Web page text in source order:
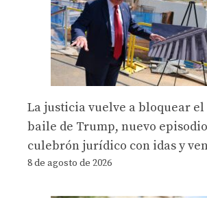
La justicia vuelve a bloquear el
baile de Trump, nuevo
culebrón jurídico con idas y
8 de agosto de 2026